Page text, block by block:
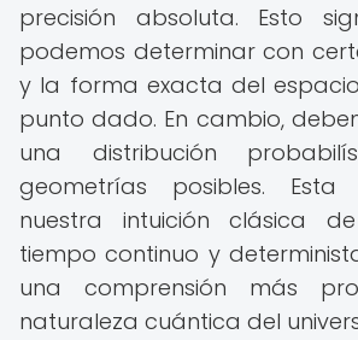
precisión absoluta. Esto
podemos determinar con
y la forma exacta del
punto dado. En cambio,
una distribución
geometrías posibles.
nuestra intuición clásica
tiempo continuo y
una comprensión más
naturaleza cuántica del